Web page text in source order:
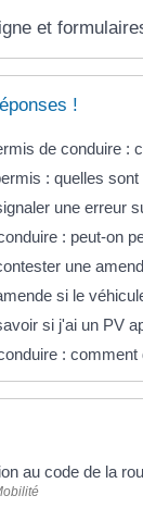
et
!
de conduire :
: quelles
une erreur
: peut-on
une
si le
si j'ai un PV
:
au code de la